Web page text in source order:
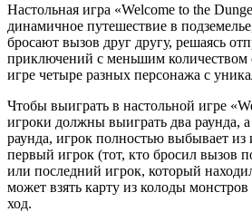
Настольная игра «Welcome to the
динамичное путешествие в
бросают вызов друг другу, решаясь
приключений с меньшим количеством
игре четыре разных персонажа с
Чтобы выиграть в настольной игре
игроки должны выиграть два раунда,
раунда, игрок полностью выбывает
первый игрок (тот, кто бросил вызов
или последний игрок, который
может взять карту из колоды
ход.